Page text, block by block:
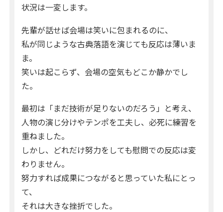
状況は一変します。
先輩が話せば会場は笑いに包まれるのに、
私が同じような古典落語を演じても反応は薄いま
ま。
笑いは起こらず、会場の空気もどこか静かでし
た。
最初は「まだ技術が足りないのだろう」と考え、
人物の演じ分けやテンポを工夫し、必死に練習を
重ねました。
しかし、どれだけ努力をしても慰問での反応は変
わりません。
努力すれば成果につながると思っていた私にとっ
て、
それは大きな挫折でした。